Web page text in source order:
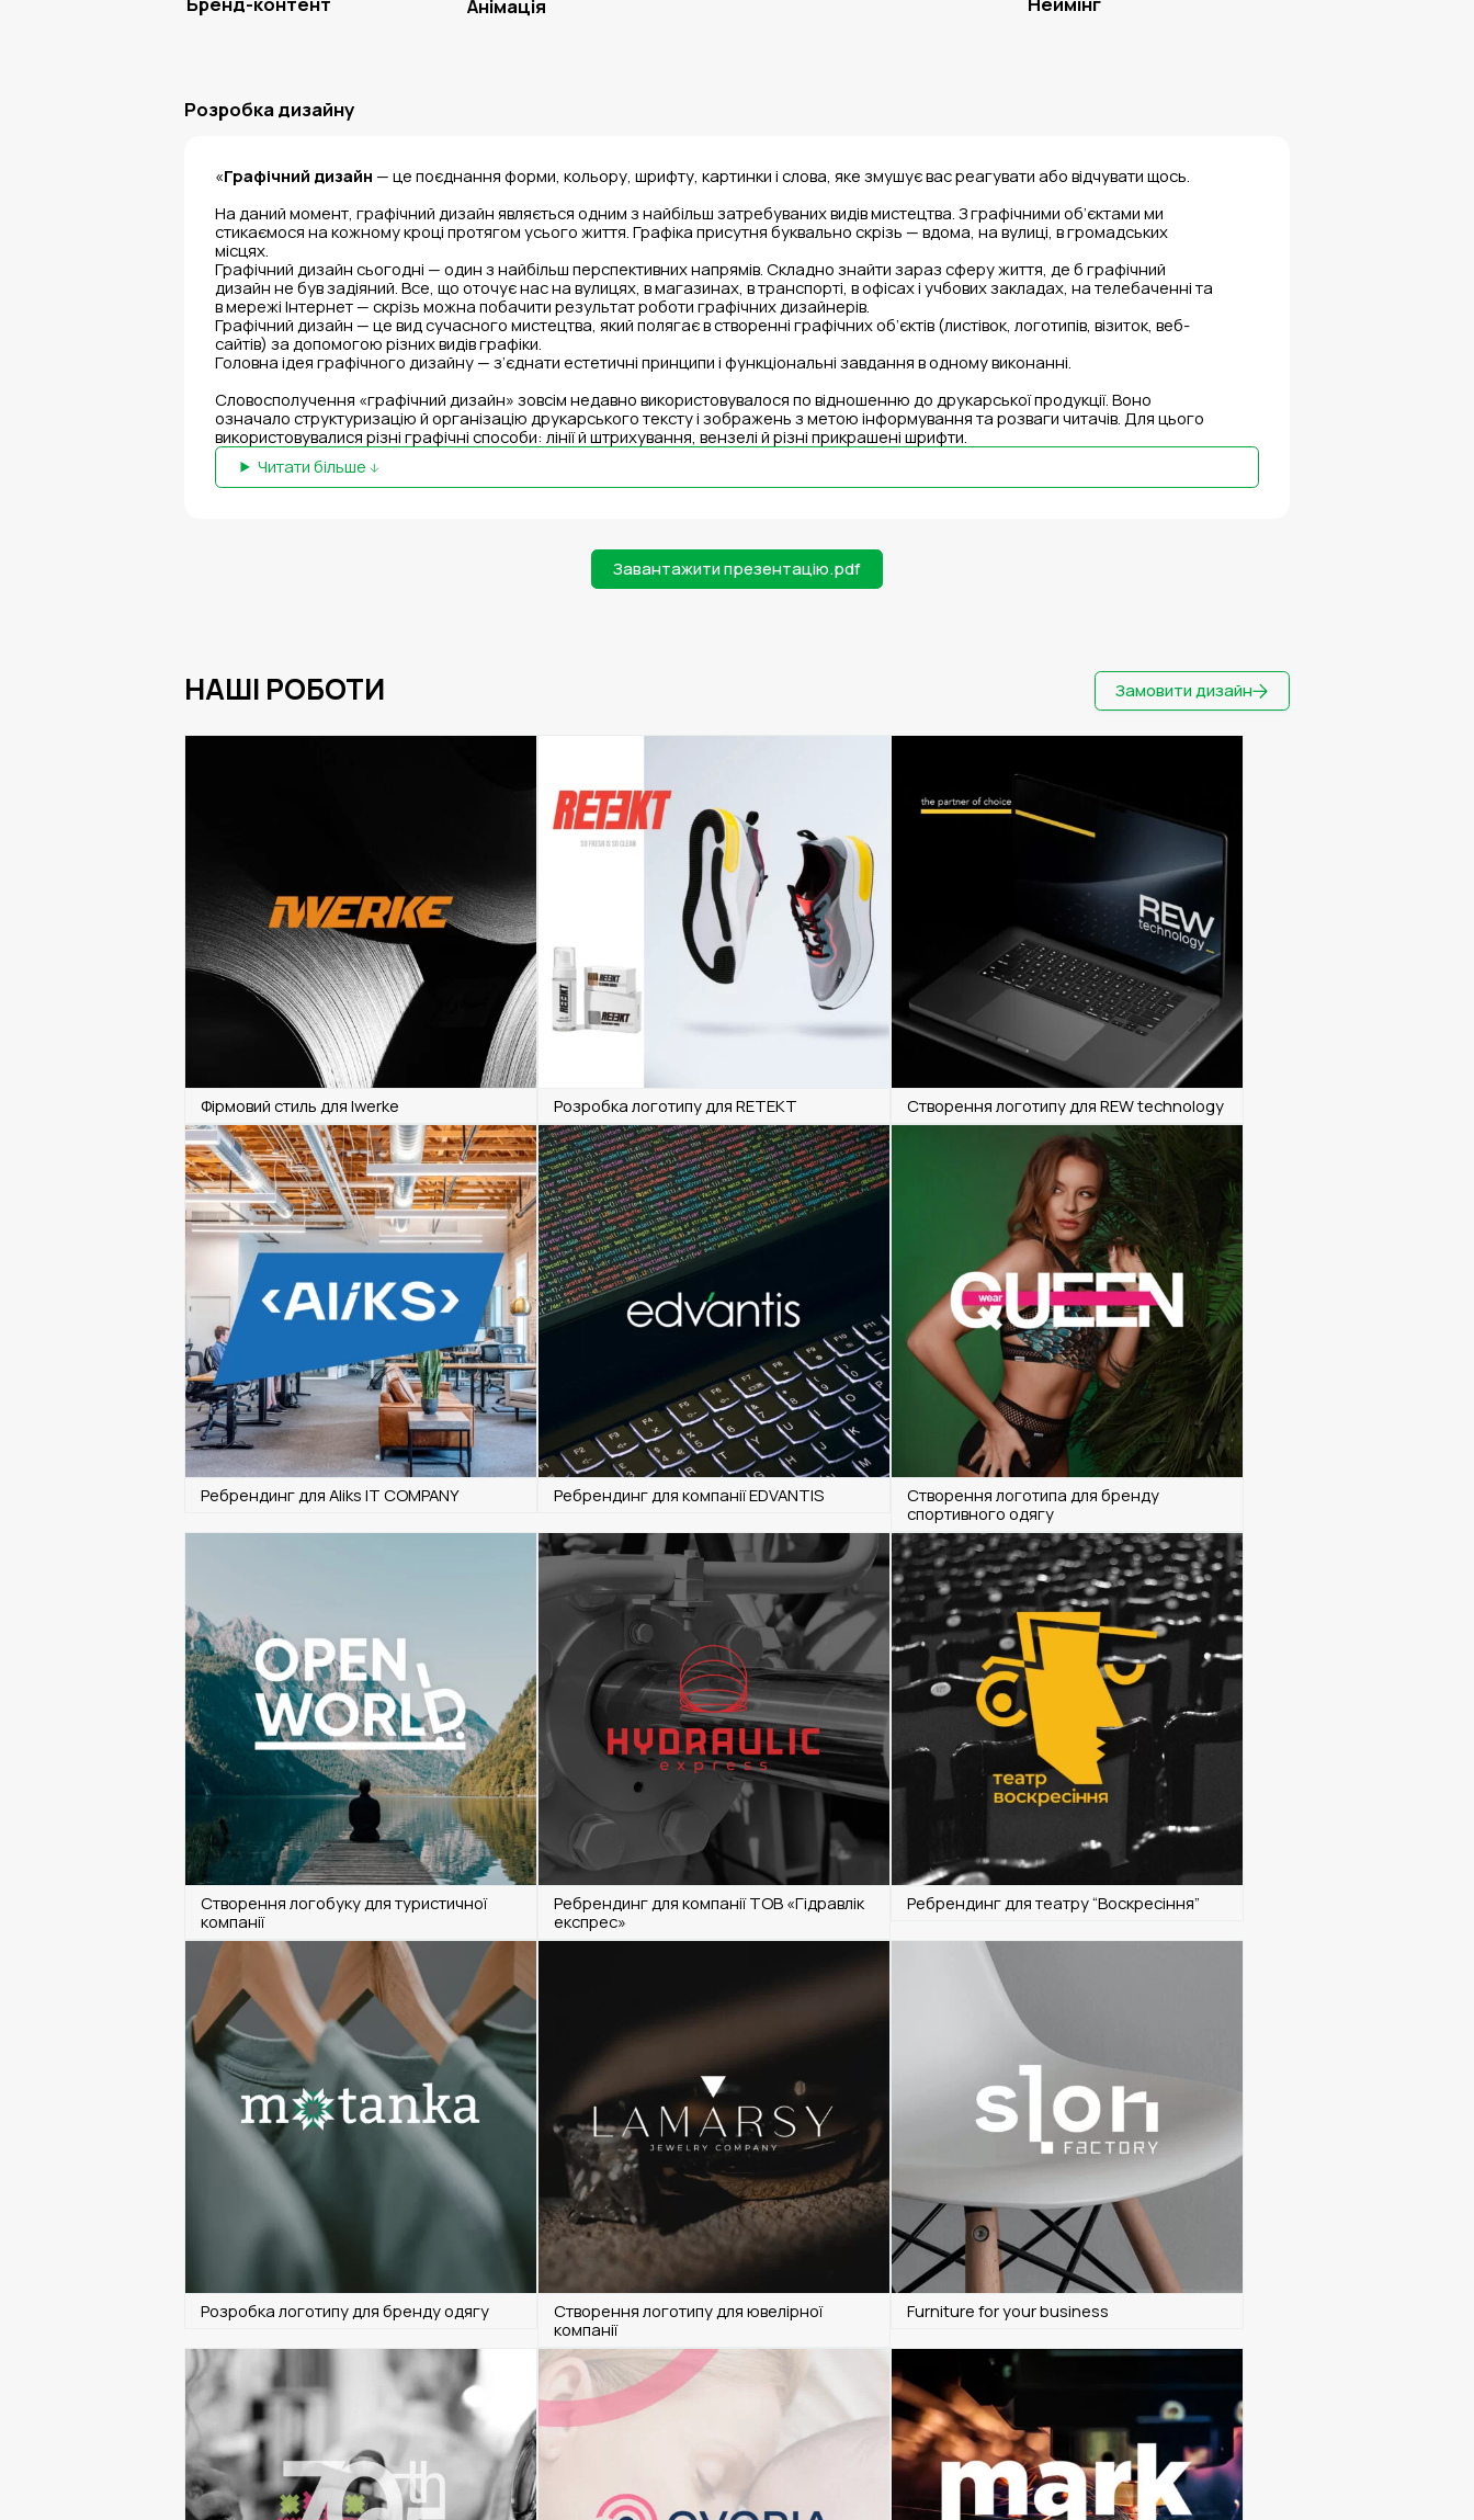
Анімація
Розробка дизайну
«Графічний дизайн — це поєднання форми, кольору, шрифту, картинки і слова, яке змушує вас реагувати або відчувати щось.
На даний момент, графічний дизайн являється одним з найбільш затребуваних видів мистецтва. З графічними об’єктами ми
стикаємося на кожному кроці протягом усього життя. Графіка присутня буквально скрізь — вдома, на вулиці, в громадських
місцях.
Графічний дизайн сьогодні — один з найбільш перспективних напрямів. Складно знайти зараз сферу життя, де б графічний
дизайн не був задіяний. Все, що оточує нас на вулицях, в магазинах, в транспорті, в офісах і учбових закладах, на телебаченні та
в мережі Інтернет — скрізь можна побачити результат роботи графічних дизайнерів.
Графічний дизайн — це вид сучасного мистецтва, який полягає в створенні графічних об’єктів (листівок, логотипів, візиток, веб-
сайтів) за допомогою різних видів графіки.
Головна ідея графічного дизайну — з’єднати естетичні принципи і функціональні завдання в одному виконанні.
Словосполучення «графічний дизайн» зовсім недавно використовувалося по відношенню до друкарської продукції. Воно
означало структуризацію й організацію друкарського тексту і зображень з метою інформування та розваги читачів. Для цього
використовувалися різні графічні способи: лінії й штрихування, вензелі й різні прикрашені шрифти.
Читати більше
Завантажити презентацію.pdf
НАШІ РОБОТИ
Фірмовий стиль для Iwerke Розробка логотипу для RETEKT Створення логотипу для REW technology
Ребрендинг для Aliks IT COMPANY Ребрендинг для компанії EDVANTIS
Створення логотипа для бренду
спортивного одягу
Створення логобуку для туристичної
компанії
Ребрендинг для компанії ТОВ «Гідравлік
експрес»
Ребрендинг для театру “Воскресіння”
Розробка логотипу для бренду одягу
Створення логотипу для ювелірної
компанії
Furniture for your business
Замовити дизайн